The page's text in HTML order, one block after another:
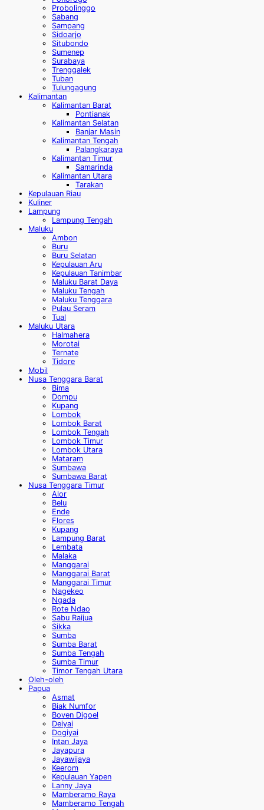
Probolinggo
Sabang
Sampang
Sidoarjo
Situbondo
Sumenep
Surabaya
Trenggalek
Tuban
Tulungagung
Kalimantan
Kalimantan Barat
Pontianak
Kalimantan Selatan
Banjar Masin
Kalimantan Tengah
Palangkaraya
Kalimantan Timur
Samarinda
Kalimantan Utara
Tarakan
Kepulauan Riau
Kuliner
Lampung
Lampung Tengah
Maluku
Ambon
Buru
Buru Selatan
Kepulauan Aru
Kepulauan Tanimbar
Maluku Barat Daya
Maluku Tengah
Maluku Tenggara
Pulau Seram
Tual
Maluku Utara
Halmahera
Morotai
Ternate
Tidore
Mobil
Nusa Tenggara Barat
Bima
Dompu
Kupang
Lombok
Lombok Barat
Lombok Tengah
Lombok Timur
Lombok Utara
Mataram
Sumbawa
Sumbawa Barat
Nusa Tenggara Timur
Alor
Belu
Ende
Flores
Kupang
Lampung Barat
Lembata
Malaka
Manggarai
Manggarai Barat
Manggarai Timur
Nagekeo
Ngada
Rote Ndao
Sabu Raijua
Sikka
Sumba
Sumba Barat
Sumba Tengah
Sumba Timur
Timor Tengah Utara
Oleh-oleh
Papua
Asmat
Biak Numfor
Boven Digoel
Deiyai
Dogiyai
Intan Jaya
Jayapura
Jayawijaya
Keerom
Kepulauan Yapen
Lanny Jaya
Mamberamo Raya
Mamberamo Tengah